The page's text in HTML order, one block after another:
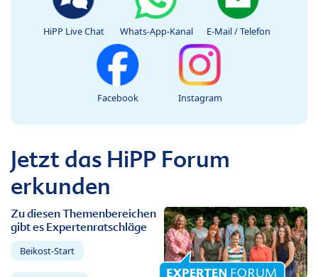
HiPP Live Chat Whats-App-Kanal E-Mail / Telefon
Facebook Instagram
Jetzt das HiPP Forum
erkunden
Zu diesen Themenbereichen
gibt es Expertenratschläge
Beikost-Start